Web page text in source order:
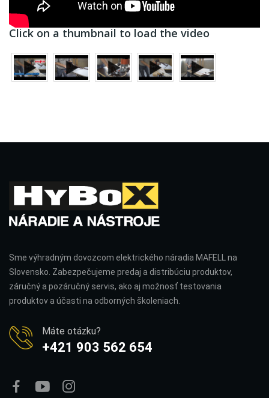
Click on a thumbnail to load the video
Sme výhradným dovozcom elektrického náradia MAFELL na
Slovensko. Zabezpečujeme predaj a distribúciu produktov,
záručný a pozáručný servis, ako aj možnosť testovania
produktov a účasti na odborných školeniach.
Máte otázku?
+421 903 562 654